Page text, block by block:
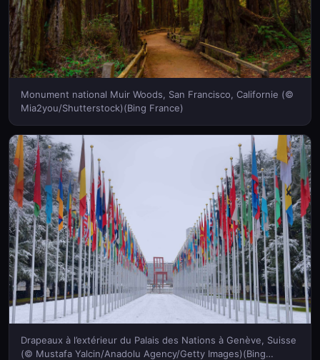
Monument national Muir Woods, San Francisco, Californie (©
Mia2you/Shutterstock)(Bing France)
Drapeaux à l’extérieur du Palais des Nations à Genève, Suisse
(© Mustafa Yalcin/Anadolu Agency/Getty Images)(Bing